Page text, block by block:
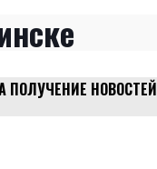
ПОЛУЧЕНИЕ НОВОСТЕЙ